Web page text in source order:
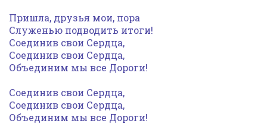
Пришла, друзья мои, пора
Служенью подводить итоги!
Соединив свои Сердца,
Соединив свои Сердца,
Объединим мы все Дороги!
Соединив свои Сердца,
Соединив свои Сердца,
Объединим мы все Дороги!